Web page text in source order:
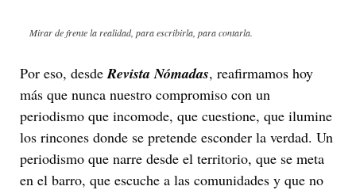
Mirar de frente la realidad, para escribirla, para contarla.
Por eso, desde Revista Nómadas, reafirmamos hoy
más que nunca nuestro compromiso con un
periodismo que incomode, que cuestione, que ilumine
los rincones donde se pretende esconder la verdad. Un
periodismo que narre desde el territorio, que se meta
en el barro, que escuche a las comunidades y que no